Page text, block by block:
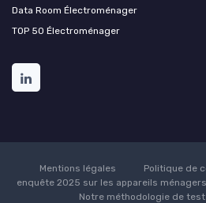
Data Room Électroménager
TOP 50 Électroménager
Mentions légales Politique de
enquête 2025 sur les appareils ménagers
Notre méthodologie de